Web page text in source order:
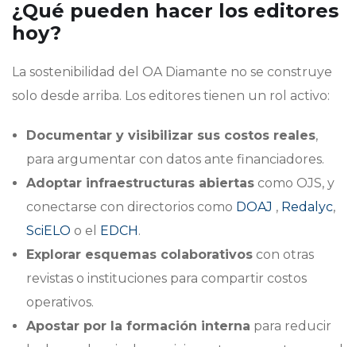
¿Qué pueden hacer los editores
hoy?
La sostenibilidad del OA Diamante no se construye
solo desde arriba. Los editores tienen un rol activo:
Documentar y visibilizar sus costos reales,
para argumentar con datos ante financiadores.
Adoptar infraestructuras abiertas como OJS, y
conectarse con directorios como DOAJ , Redalyc,
SciELO o el EDCH.
Explorar esquemas colaborativos con otras
revistas o instituciones para compartir costos
operativos.
Apostar por la formación interna para reducir